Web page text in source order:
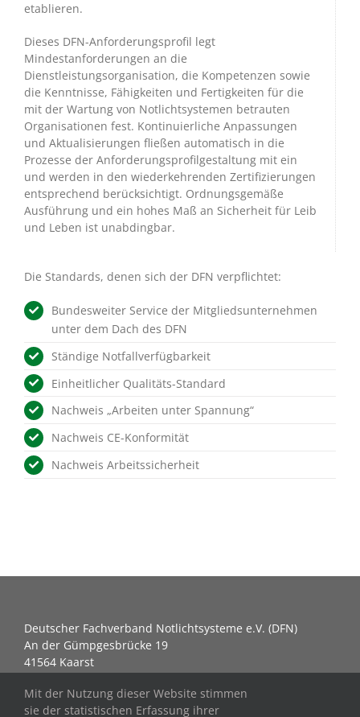
etablieren.
Dieses DFN-Anforderungsprofil legt
Mindestanforderungen an die
Dienstleistungsorganisation, die Kompetenzen sowie
die Kenntnisse, Fähigkeiten und Fertigkeiten für die
mit der Wartung von Notlichtsystemen betrauten
Organisationen fest. Kontinuierliche Anpassungen
und Aktualisierungen fließen automatisch in die
Prozesse der Anforderungsprofilgestaltung mit ein
und werden in den wiederkehrenden Zertifizierungen
entsprechend berücksichtigt. Ordnungsgemäße
Ausführung und ein hohes Maß an Sicherheit für Leib
und Leben ist unabdingbar.
Die Standards, denen sich der DFN verpflichtet:
Bundesweiter Service der Mitgliedsunternehmen
unter dem Dach des DFN
Ständige Notfallverfügbarkeit
Einheitlicher Qualitäts-Standard
Nachweis „Arbeiten unter Spannung“
Nachweis CE-Konformität
Nachweis Arbeitssicherheit
Deutscher Fachverband Notlichtsysteme e.V. (DFN)
An der Gümpgesbrücke 19
41564 Kaarst
Telefon +49 (0)2131 40213-60
Mit der Nutzung dieser Website stimmen
sie der statistischen Erfassung ihrer